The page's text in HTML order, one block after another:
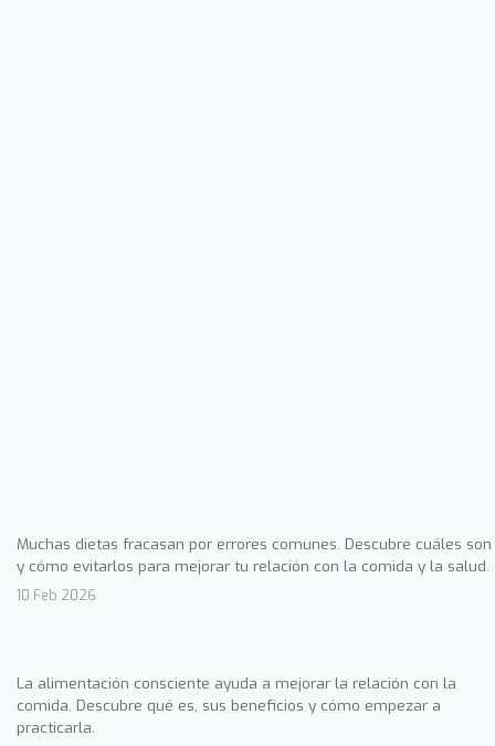
Muchas dietas fracasan por errores comunes. Descubre cuáles son
y cómo evitarlos para mejorar tu relación con la comida y la salud.
10 Feb 2026
La alimentación consciente ayuda a mejorar la relación con la
comida. Descubre qué es, sus beneficios y cómo empezar a
practicarla.